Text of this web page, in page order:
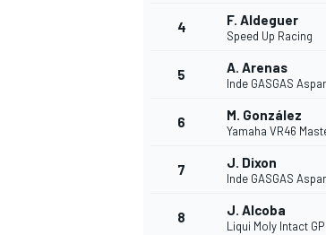
4 F. Aldeguer
Speed Up Racing
5 A. Arenas
Inde GASGAS
6 M. González
Yamaha VR46
7 J. Dixon
Inde GASGAS
8 J. Alcoba
Liqui Moly Intact GP